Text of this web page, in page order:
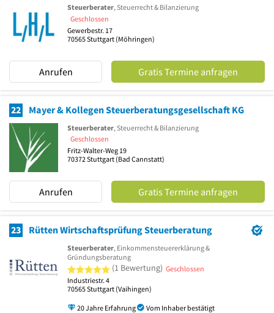
Steuerberater, Steuerrecht & Bilanzierung
Geschlossen
Gewerbestr. 17
70565Stuttgart (Möhringen)
Anrufen Gratis Termine anfragen
22 Mayer & Kollegen Steuerberatungsgesellschaft KG
Steuerberater, Steuerrecht & Bilanzierung
Geschlossen
Fritz-Walter-Weg 19
70372Stuttgart (Bad Cannstatt)
Anrufen Gratis Termine anfragen
23 Rütten Wirtschaftsprüfung Steuerberatung
Steuerberater, Einkommensteuererklärung &
Gründungsberatung
5 von 5 Sternen
(1 Bewertung) Geschlossen
Industriestr. 4
70565Stuttgart (Vaihingen)
20 Jahre Erfahrung Vom Inhaber bestätigt